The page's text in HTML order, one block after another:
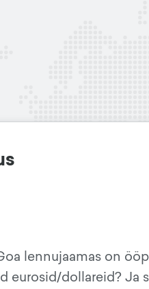
lennujaamas on
eurosid/dollareid? Ja